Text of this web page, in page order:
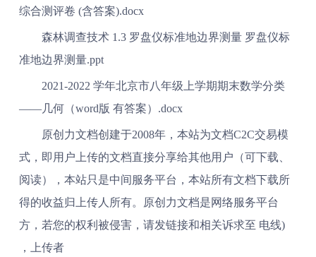
综合测评卷 (含答案).docx
森林调查技术 1.3 罗盘仪标准地边界测量 罗盘仪标
准地边界测量.ppt
2021-2022 学年北京市八年级上学期期末数学分类
——几何（word版 有答案）.docx
原创力文档创建于2008年，本站为文档C2C交易模
式，即用户上传的文档直接分享给其他用户（可下载、
阅读），本站只是中间服务平台，本站所有文档下载所
得的收益归上传人所有。原创力文档是网络服务平台
方，若您的权利被侵害，请发链接和相关诉求至 电线)
，上传者